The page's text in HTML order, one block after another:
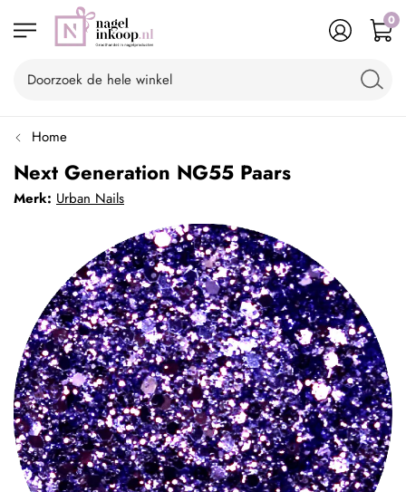
0
Home
Next Generation NG55 Paars
Merk: Urban Nails